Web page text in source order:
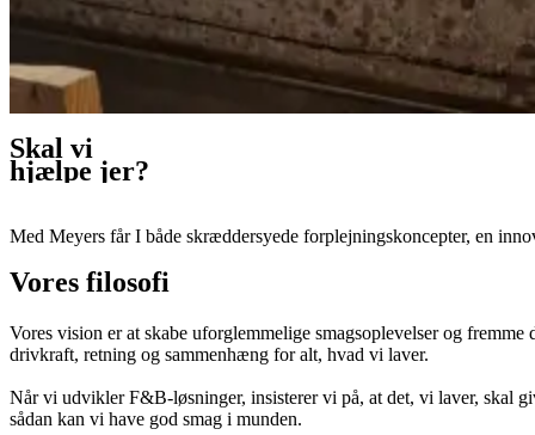
Skal vi
hjælpe jer?
Med Meyers får I både skræddersyede forplejningskoncepter, en
Vores filosofi
Vores vision er at skabe uforglemmelige smagsoplevelser og
drivkraft, retning og sammenhæng for alt, hvad vi laver.
Når vi udvikler F&B-løsninger, insisterer vi på, at det, vi laver, skal
sådan kan vi have god smag i munden.